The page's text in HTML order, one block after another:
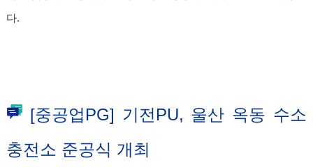
다.
[중공업PG] 기전PU, 울산 옥동 수소
충전소 준공식 개최